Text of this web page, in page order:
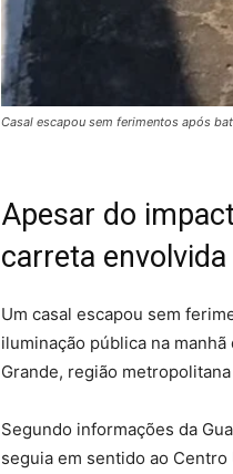
Casal escapou sem ferimentos após
Apesar do
carreta
Um casal escapou sem
iluminação pública na
Grande, região
Segundo informações da
seguia em sentido ao